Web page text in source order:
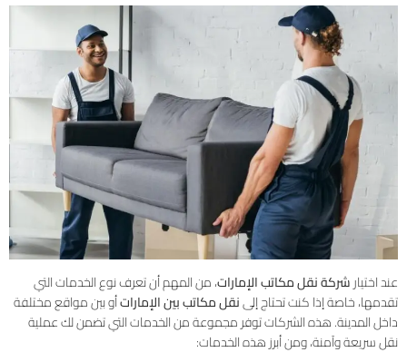
عند اختيارشركة نقل مكاتب الإمارات، من المهم أن تعرف نوع الخدمات التي
تقدمها، خاصة إذا كنت تحتاج إلىنقل مكاتب بين الإماراتأو بين مواقع مختلفة
داخل المدينة. هذه الشركات توفر مجموعة من الخدمات التي تضمن لك عملية
نقل سريعة وآمنة، ومن أبرز هذه الخدمات: